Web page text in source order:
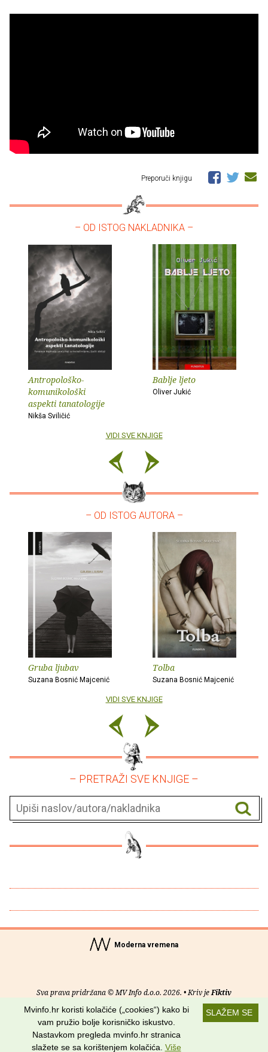
Preporuči knjigu
– OD ISTOG NAKLADNIKA –
Antropološko-
komunikološki
aspekti tanatologije
Nikša Sviličić
Bablje ljeto
Oliver Jukić
VIDI SVE KNJIGE
– OD ISTOG AUTORA –
Gruba ljubav
Suzana Bosnić Majcenić
Tolba
Suzana Bosnić Majcenić
VIDI SVE KNJIGE
– PRETRAŽI SVE KNJIGE –
Moderna vremena
Sva prava pridržana © MV Info d.o.o. 2026. • Kriv jeFiktiv
O nama• Pomoć• Uvjeti korištenja•RSS kanali
Potraži nas na:
SLAŽEM SE
Mvinfo.hr koristi kolačiće („cookies“) kako bi
vam pružio bolje korisničko iskustvo.
Nastavkom pregleda mvinfo.hr stranica
slažete se sa korištenjem kolačića. Više